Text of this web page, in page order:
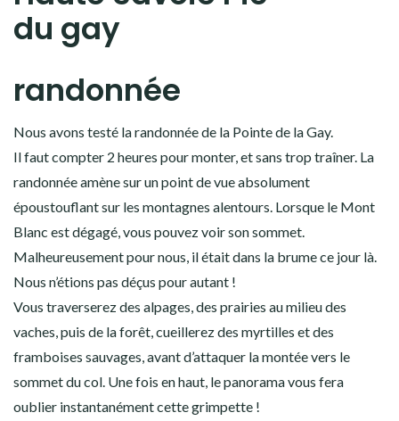
randonnée
Nous avons testé la randonnée de la Pointe de la Gay.
Il faut compter 2 heures pour monter, et sans trop traîner. La
randonnée amène sur un point de vue absolument
époustouflant sur les montagnes alentours. Lorsque le Mont
Blanc est dégagé, vous pouvez voir son sommet.
Malheureusement pour nous, il était dans la brume ce jour là.
Nous n’étions pas déçus pour autant !
Vous traverserez des alpages, des prairies au milieu des
vaches, puis de la forêt, cueillerez des myrtilles et des
framboises sauvages, avant d’attaquer la montée vers le
sommet du col. Une fois en haut, le panorama vous fera
oublier instantanément cette grimpette !